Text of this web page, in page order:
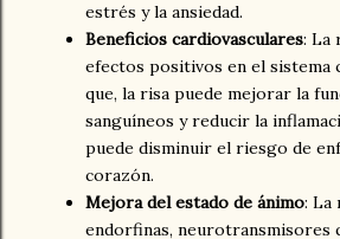
estrés y la ansiedad.
Beneficios cardiovasculares: La
efectos positivos en el sistema
que, la risa puede mejorar la
sanguíneos y reducir la
puede disminuir el riesgo de
corazón.
Mejora del estado de ánimo: La
endorfinas, neurotransmisores